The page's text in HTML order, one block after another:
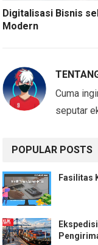
Digitalisasi Bisnis
Modern
Cuma
seputar
POPULAR POSTS
Fasilitas